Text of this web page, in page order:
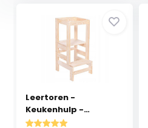
Leertoren -
Keukenhulp -
90x39x52 cm ...